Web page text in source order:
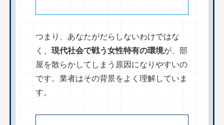
つまり、あなたがだらしないわけではな
く、現代社会で戦う女性特有の環境が、部
屋を散らかしてしまう原因になりやすいの
です。業者はその背景をよく理解していま
す。